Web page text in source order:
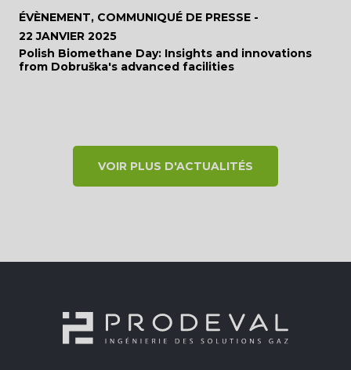
ÉVÈNEMENT, COMMUNIQUÉ DE PRESSE -
22 JANVIER 2025
Polish Biomethane Day: Insights and innovations
from Dobruška's advanced facilities
VOIR PLUS D'ACTUALITÉS